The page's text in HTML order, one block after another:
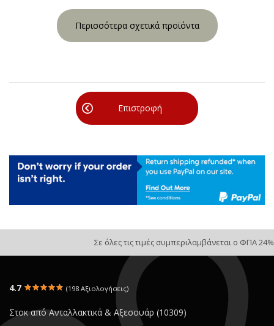
Περισσότερα σχετικά προϊόντα
Επιστροφή
Σε όλες τις τιμές συμπεριλαμβάνεται ο ΦΠΑ 24%
4.7 (198 Αξιολογήσεις)
Στοκ από Ανταλλακτικά & Αξεσουάρ (10309)